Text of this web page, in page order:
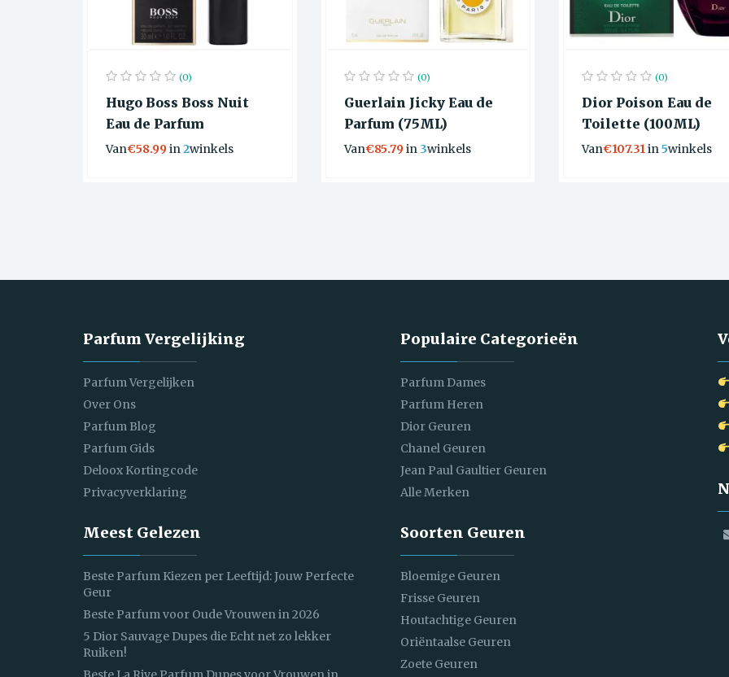
(0)
Hugo Boss Boss Nuit
Eau de Parfum
Van€58.99in2winkels
(0)
Guerlain Jicky Eau de
Parfum (75ML)
Van€85.79in 3winkels
(0)
Dior Poison Eau de
Toilette (100ML)
Van€107.31in5winkels
Parfum Vergelijking
Parfum Vergelijken
Over Ons
Parfum Blog
Parfum Gids
Deloox Kortingcode
Privacyverklaring
Meest Gelezen
Beste Parfum Kiezen per Leeftijd: Jouw Perfecte
Geur
Beste Parfum voor Oude Vrouwen in 2026
5 Dior Sauvage Dupes die Echt net zo lekker
Ruiken!
Populaire Categorieën
Parfum Dames
Parfum Heren
Dior Geuren
Chanel Geuren
Jean Paul Gaultier Geuren
Alle Merken
Soorten Geuren
Bloemige Geuren
Frisse Geuren
Houtachtige Geuren
Oriëntaalse Geuren
Zoete Geuren